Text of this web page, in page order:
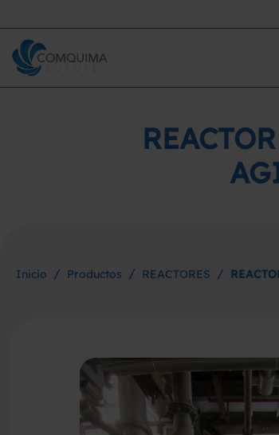
Inicio / Productos / REACTORES /